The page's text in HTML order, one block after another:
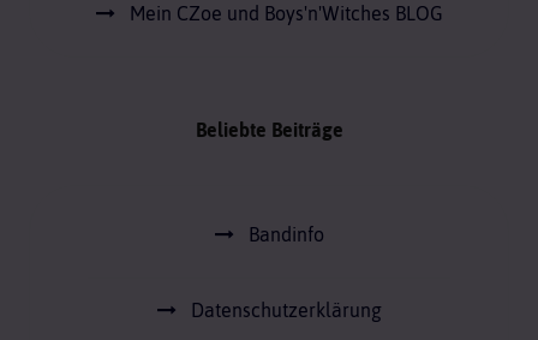
Mein CZoe und Boys'n'Witches BLOG
Beliebte Beiträge
Bandinfo
Datenschutzerklärung